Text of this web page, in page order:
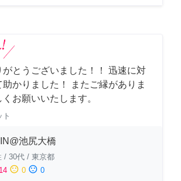
がとうございました！！ 迅速に対
かりました！ またご縁がありま
お願いいたします。
ト
池尻大橋
/ 30代 / 東京都
14 sentiment_neutral 0 sentiment_dissatisfied 0